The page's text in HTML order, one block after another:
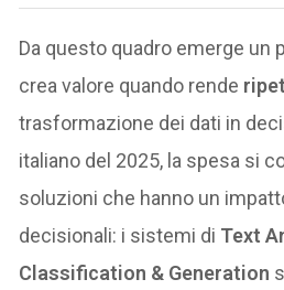
Da questo quadro emerge un
crea valore quando rende
trasformazione dei dati in
italiano del 2025, la spesa si
soluzioni che hanno un
decisionali: i sistemi di Text
Classification & Generation